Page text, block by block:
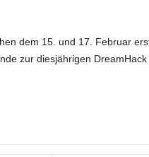
dem 15. und 17. Februar
zur diesjährigen DreamHack